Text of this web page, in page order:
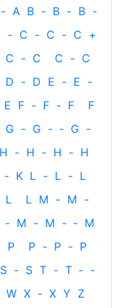
- A B - B - B -
- C - C - C +
C - C C - C
D - D E - E -
E F - F - F
F
G - G - ‐ G -
H - H - H - H
- K L - L - L
L L M - M -
- M - M - ‐ M
P P - P - P
S - S T - T ‐ -
W X - X Y Z